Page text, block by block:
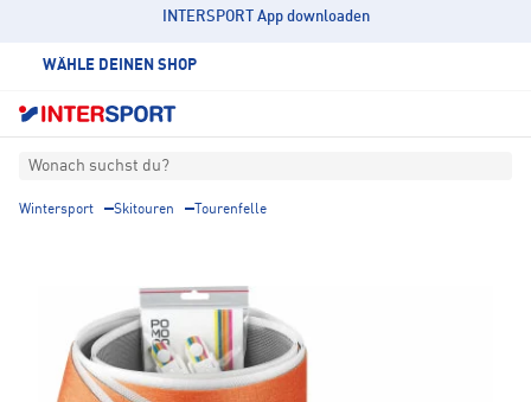
INTERSPORT App downloaden
WÄHLE DEINEN SHOP
Wonach suchst du?
Wintersport Skitouren Tourenfelle